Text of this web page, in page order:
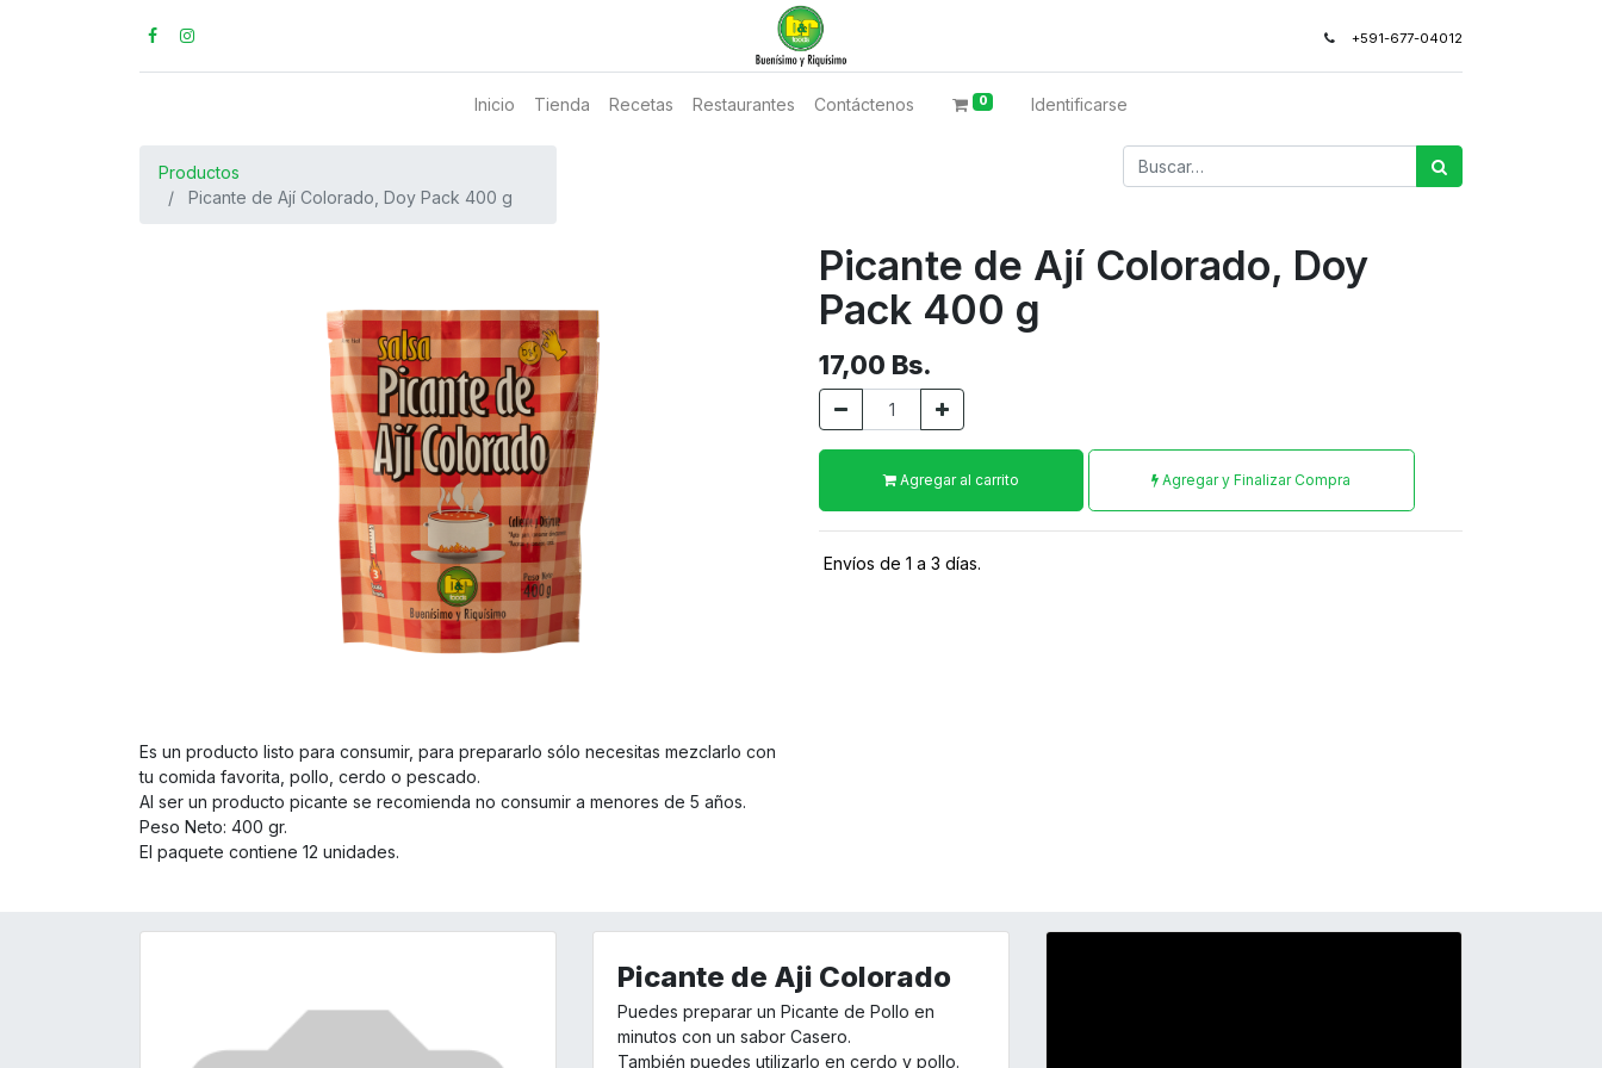
+591-677-04012
Inicio Tienda Recetas Restaurantes Contáctenos 0 Identificarse
Productos
Picante de Ají Colorado, Doy Pack 400 g
Es un producto listo para consumir, para prepararlo sólo necesitas mezclarlo con
tu comida favorita, pollo, cerdo o pescado.
Al ser un producto picante se recomienda no consumir a menores de 5 años.
Peso Neto: 400 gr.
El paquete contiene 12 unidades.
Picante de Ají Colorado, Doy
Pack 400 g
17,00 Bs.
Agregar al carrito Agregar y Finalizar Compra
Envíos de 1 a 3 días.
Picante de Aji Colorado
Puedes preparar un Picante de Pollo en
minutos con un sabor Casero.
También puedes utilizarlo en cerdo y pollo.